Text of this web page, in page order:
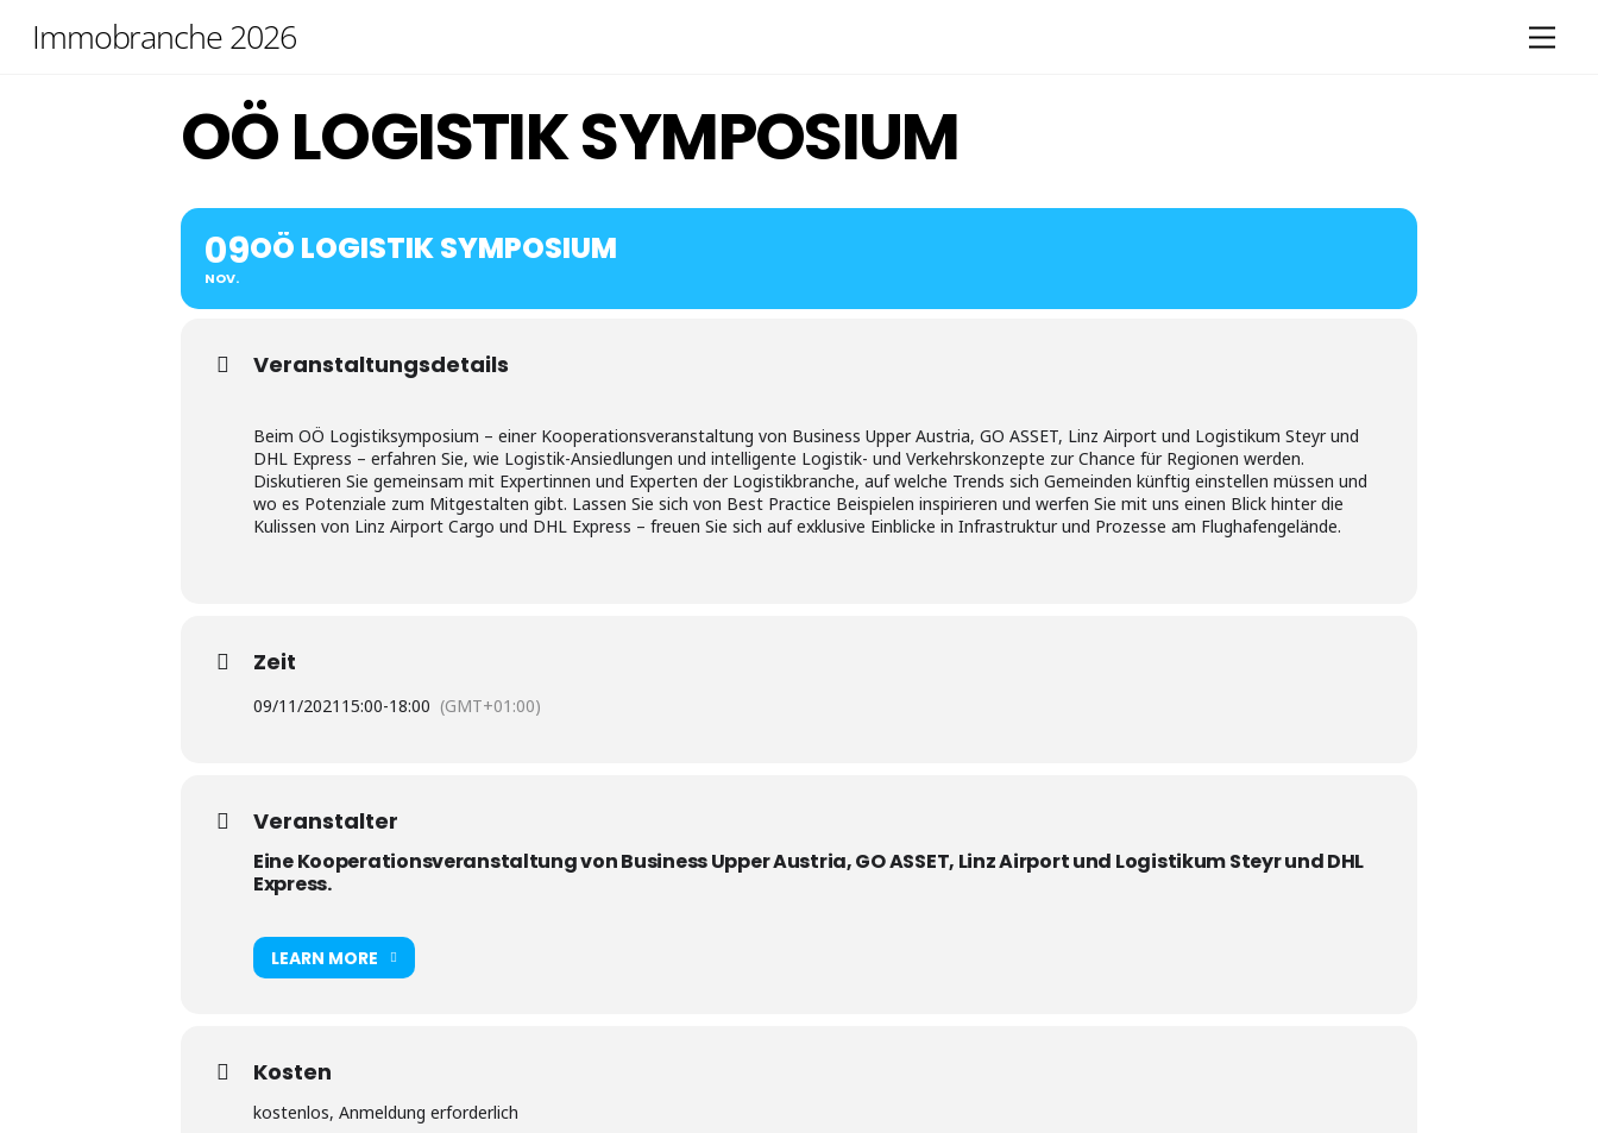
Immobranche 2026
OÖ LOGISTIK SYMPOSIUM
09
NOV.
OÖ LOGISTIK SYMPOSIUM
Veranstaltungsdetails
Beim OÖ Logistiksymposium – einer Kooperationsveranstaltung von Business Upper Austria, GO ASSET, Linz Airport und Logistikum Steyr und
DHL Express – erfahren Sie, wie Logistik-Ansiedlungen und intelligente Logistik- und Verkehrskonzepte zur Chance für Regionen werden.
Diskutieren Sie gemeinsam mit Expertinnen und Experten der Logistikbranche, auf welche Trends sich Gemeinden künftig einstellen müssen und
wo es Potenziale zum Mitgestalten gibt. Lassen Sie sich von Best Practice Beispielen inspirieren und werfen Sie mit uns einen Blick hinter die
Kulissen von Linz Airport Cargo und DHL Express – freuen Sie sich auf exklusive Einblicke in Infrastruktur und Prozesse am Flughafengelände.
Zeit
09/11/2021 15:00-18:00 (GMT+01:00)
Veranstalter
Eine Kooperationsveranstaltung von Business Upper Austria, GO ASSET, Linz Airport und Logistikum Steyr und DHL
Express.
LEARN MORE
Kosten
kostenlos, Anmeldung erforderlich